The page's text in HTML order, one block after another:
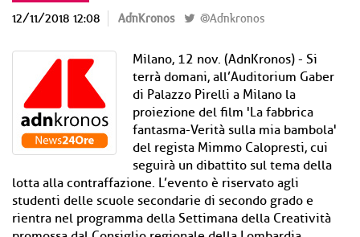
12/11/2018 12:08 AdnKronos @Adnkronos
Milano, 12 nov. (AdnKronos) - Si
terrà domani, all’Auditorium Gaber
di Palazzo Pirelli a Milano la
proiezione del film 'La fabbrica
fantasma-Verità sulla mia bambola'
del regista Mimmo Calopresti, cui
seguirà un dibattito sul tema della
lotta alla contraffazione. L’evento è riservato agli
studenti delle scuole secondarie di secondo grado e
rientra nel programma della Settimana della Creatività